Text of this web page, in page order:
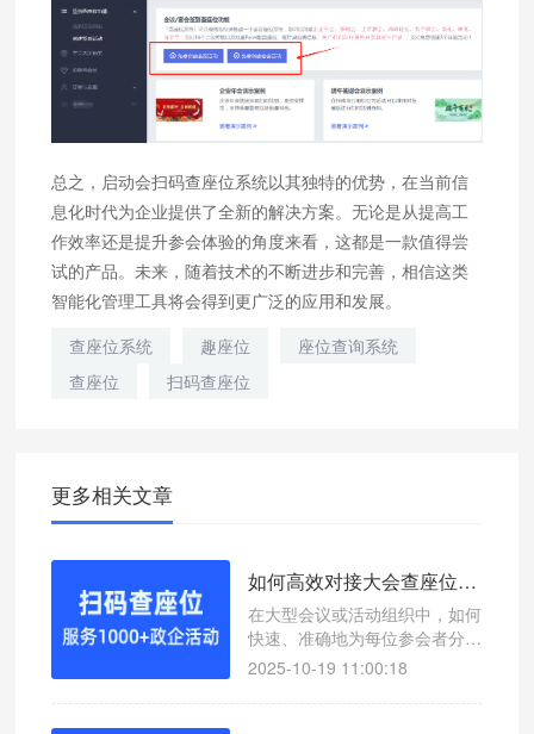
总之，启动会扫码查座位系统以其独特的优势，在当前信
息化时代为企业提供了全新的解决方案。无论是从提高工
作效率还是提升参会体验的角度来看，这都是一款值得尝
试的产品。未来，随着技术的不断进步和完善，相信这类
智能化管理工具将会得到更广泛的应用和发展。
查座位系统
趣座位
座位查询系统
查座位
扫码查座位
更多相关文章
如何高效对接大会查座位？微信扫码查座位系统轻松解决
在大型会议或活动组织中，如何
快速、准确地为每位参会者分配
座位是一个重要环节。本文介绍
效对接大会查座位，提升现场管
2025-10-19 11:00:18